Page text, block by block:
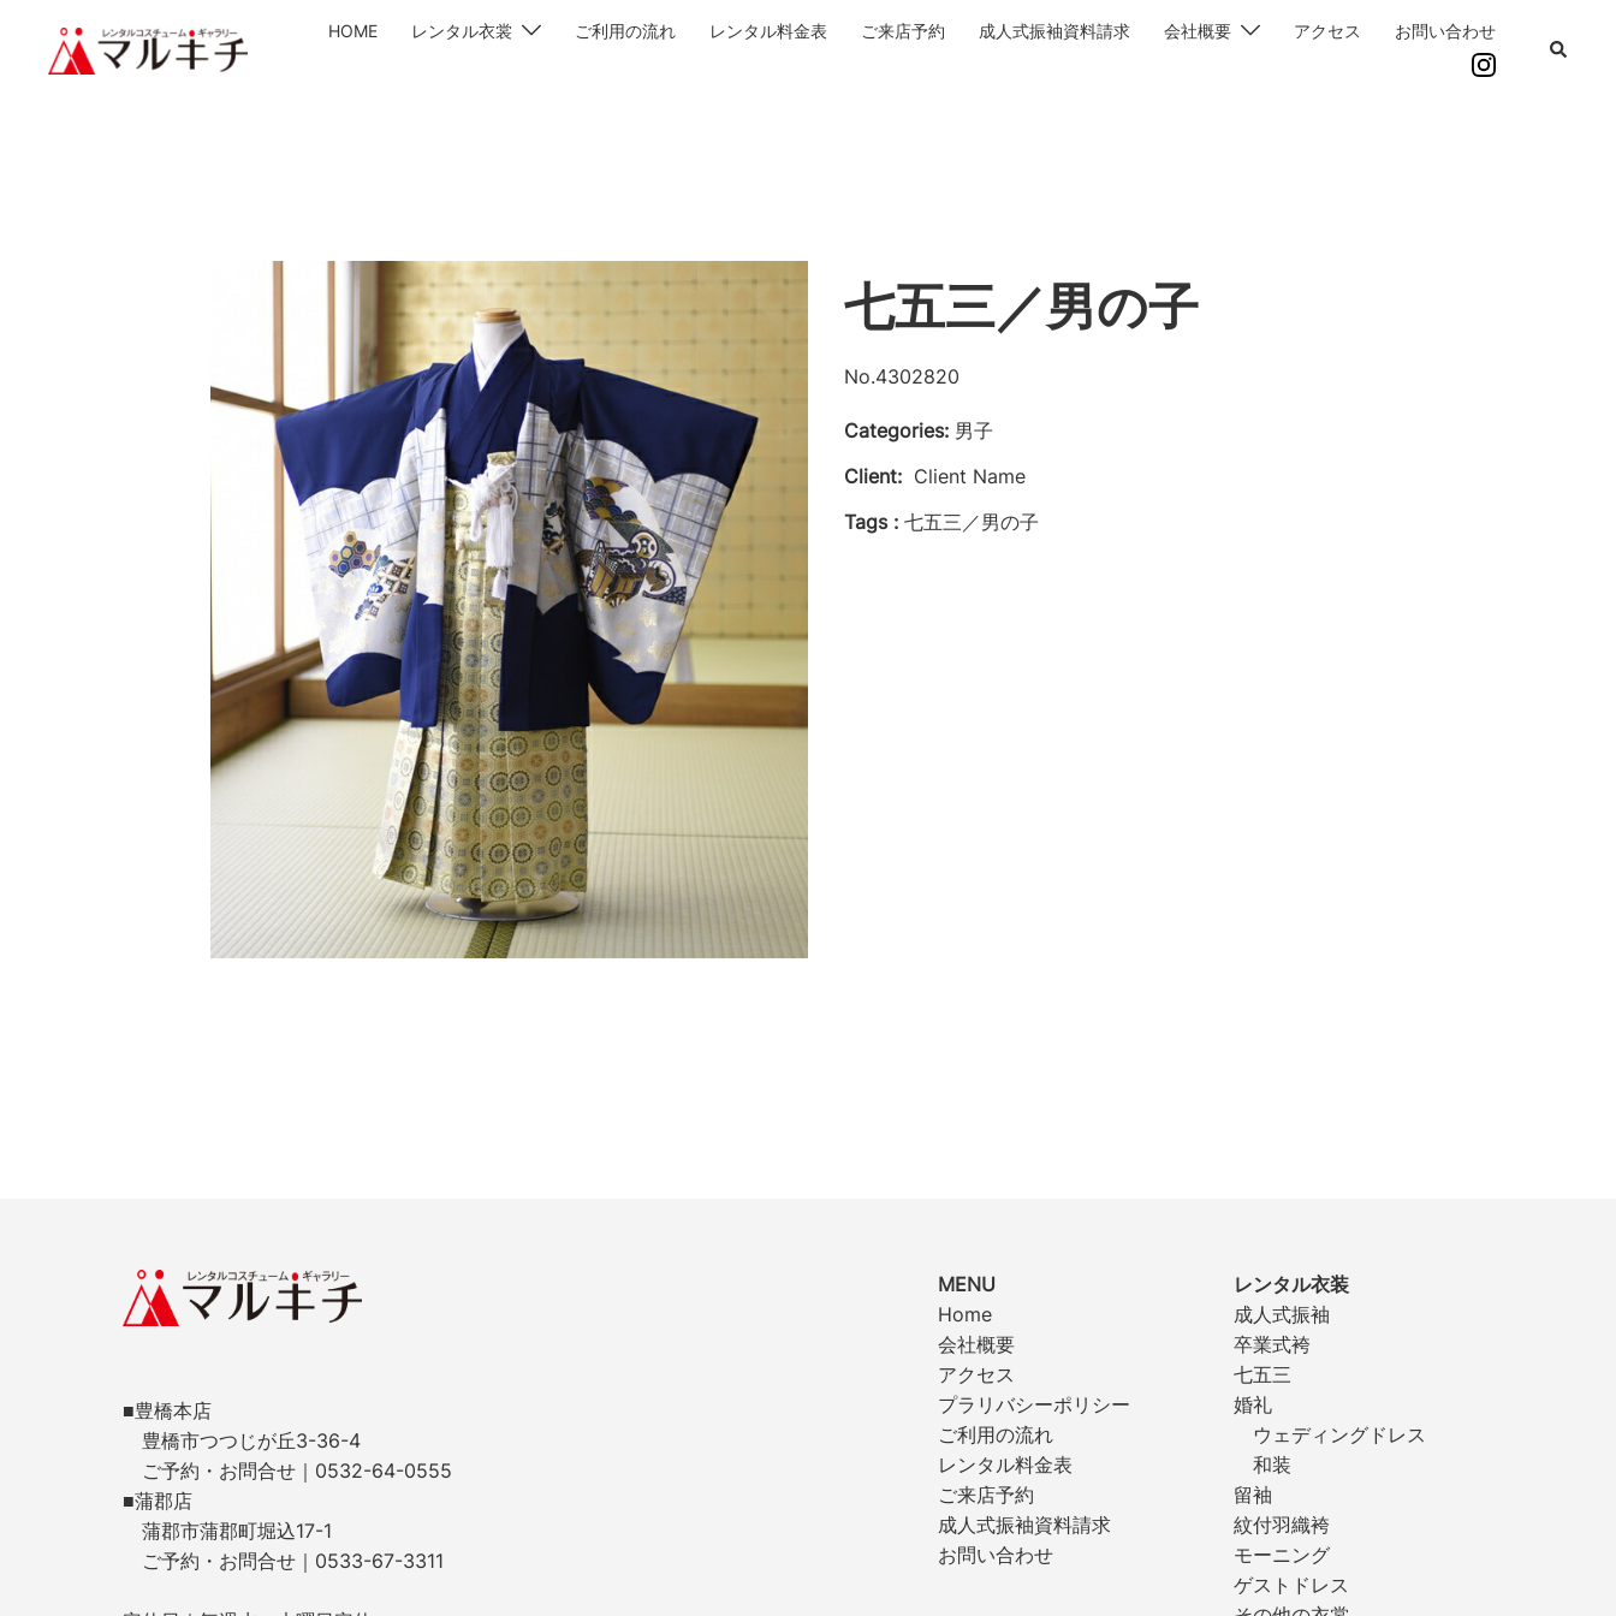
HOME レンタル衣裳 ご利用の流れ レンタル料金表 ご来店予約 成人式振袖資料請求 会社概要 アクセス お問い合わせ
七五三／男の子
No.4302820
Categories: 男子
Client: Client Name
Tags : 七五三／男の子
■豊橋本店
豊橋市つつじが丘3-36-4
ご予約・お問合せ｜0532-64-0555
■蒲郡店
蒲郡市蒲郡町堀込17-1
ご予約・お問合せ｜0533-67-3311
MENU
Home
会社概要
アクセス
プラリバシーポリシー
ご利用の流れ
レンタル料金表
ご来店予約
成人式振袖資料請求
お問い合わせ
レンタル衣装
成人式振袖
卒業式袴
七五三
婚礼
ウェディングドレス
和装
留袖
紋付羽織袴
モーニング
ゲストドレス